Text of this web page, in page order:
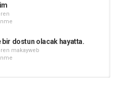
bir dostun olacak hayatta.
makayweb